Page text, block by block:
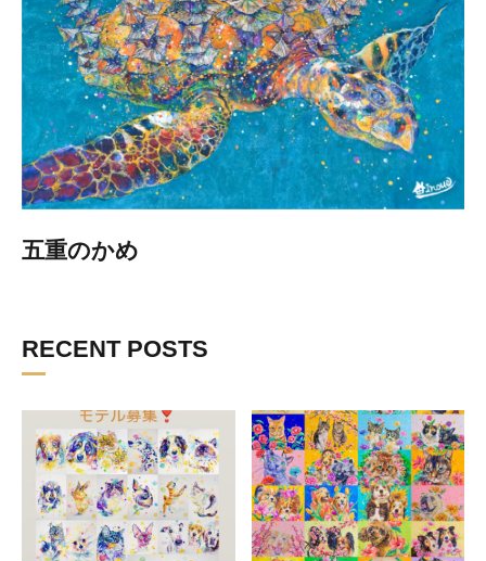
五重のかめ
RECENT POSTS